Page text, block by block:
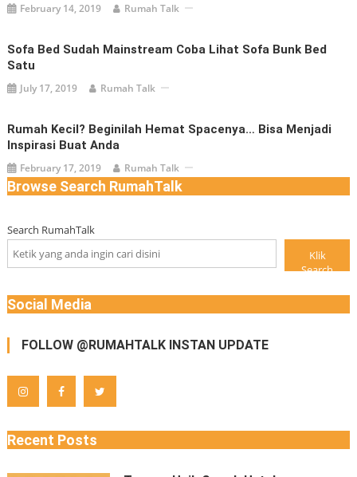
February 14, 2019 Rumah Talk
Sofa Bed Sudah Mainstream Coba Lihat Sofa Bunk Bed
Satu
July 17, 2019 Rumah Talk
Rumah Kecil? Beginilah Hemat Spacenya… Bisa Menjadi
Inspirasi Buat Anda
February 17, 2019 Rumah Talk
Browse Search RumahTalk
Search RumahTalk
Klik
Search
Social Media
FOLLOW @RUMAHTALK INSTAN UPDATE
Recent Posts